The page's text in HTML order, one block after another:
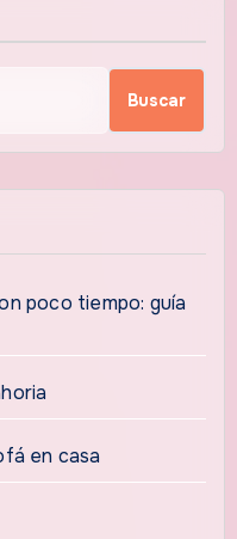
Buscar
poco tiempo: guía
en casa